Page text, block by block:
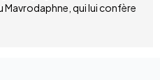
Mavrodaphne, qui lui confère